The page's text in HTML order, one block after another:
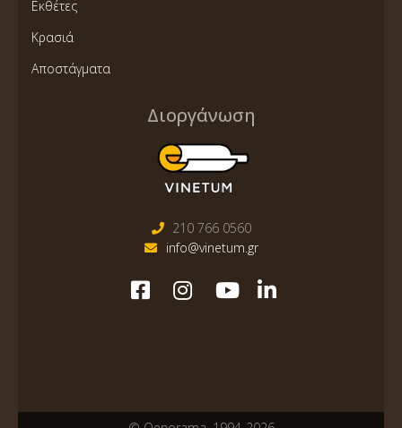
Εκθέτες
Κρασιά
Αποστάγματα
Διοργάνωση
210 766 0560
info@vinetum.gr